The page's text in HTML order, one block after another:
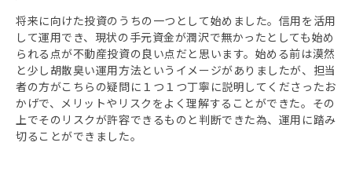
将来に向けた投資のうちの一つとして始めました。信用を活用
して運用でき、現状の手元資金が潤沢で無かったとしても始め
られる点が不動産投資の良い点だと思います。始める前は漠然
と少し胡散臭い運用方法というイメージがありましたが、担当
者の方がこちらの疑問に１つ１つ丁寧に説明してくださったお
かげで、メリットやリスクをよく理解することができた。その
上でそのリスクが許容できるものと判断できた為、運用に踏み
切ることができました。